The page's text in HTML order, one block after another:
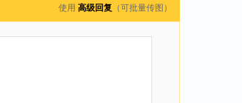
使用 高级回复 （可批量传图）